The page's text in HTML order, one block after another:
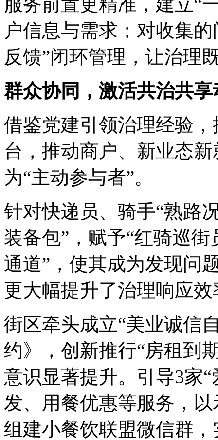
户信息与需求；对收集
反馈”闭环管理，让治理
群众协同，激活共治共享
借鉴党建引领治理经验
台，推动商户、新业态
为“主动参与者”。
针对快递员、骑手“熟路
装备包”，赋予“红骑巡
通道”，使其成为发现问
更大幅提升了治理响应效
街区牵头成立“美业诚信
约》，创新推行“房租到
意识显著提升。引导3家
发、用餐优惠等服务，
组建小餐饮联盟微信群